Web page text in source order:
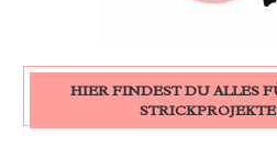
HIER FINDEST DU ALLES